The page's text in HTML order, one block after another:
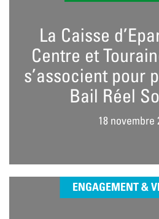
La Caisse
Centre et
s’associent pour
Bail Réel
18 novembre
ENGAGEMENT &